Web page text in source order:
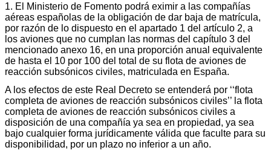
1. El Ministerio de Fomento podrá eximir a las compañías
aéreas españolas de la obligación de dar baja de matrícula,
por razón de lo dispuesto en el apartado 1 del artículo 2, a
los aviones que no cumplan las normas del capítulo 3 del
mencionado anexo 16, en una proporción anual equivalente
de hasta el 10 por 100 del total de su flota de aviones de
reacción subsónicos civiles, matriculada en España.
A los efectos de este Real Decreto se entenderá por ‘‘flota
completa de aviones de reacción subsónicos civiles’’ la flota
completa de aviones de reacción subsónicos civiles a
disposición de una compañía ya sea en propiedad, ya sea
bajo cualquier forma jurídicamente válida que faculte para su
disponibilidad, por un plazo no inferior a un año.